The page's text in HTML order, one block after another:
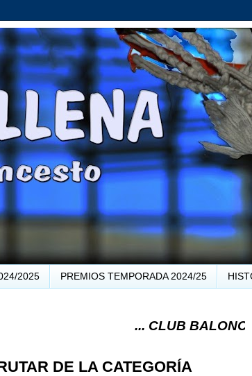
2025 PREMIOS TEMPORADA 2024/25
... CLUB BALONCESTO V-
DE LA CATEGORÍA